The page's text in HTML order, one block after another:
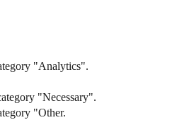
"Analytics".
"Necessary".
"Other.